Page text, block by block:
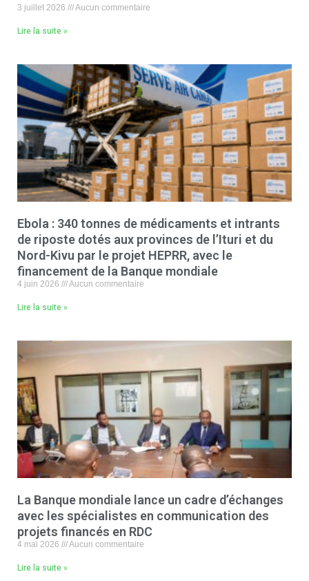
3 juillet 2026 Aucun commentaire
Lire la suite »
Ebola : 340 tonnes de médicaments et intrants
de riposte dotés aux provinces de l’Ituri et du
Nord-Kivu par le projet HEPRR, avec le
financement de la Banque mondiale
4 juin 2026 Aucun commentaire
Lire la suite »
La Banque mondiale lance un cadre d’échanges
avec les spécialistes en communication des
projets financés en RDC
4 mai 2026 Aucun commentaire
Lire la suite »